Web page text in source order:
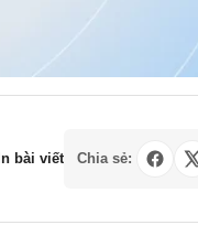
In bài viết Chia sẻ: